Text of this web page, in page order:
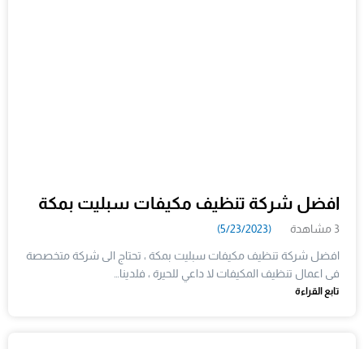
افضل شركة تنظيف مكيفات سبليت بمكة
3 مشاهدة (5/23/2023)
افضل شركة تنظيف مكيفات سبليت بمكة ، تحتاج الى شركة متخصصة
فى اعمال تنظيف المكيفات لا داعي للحيرة ، فلدينا…
تابع القراءة